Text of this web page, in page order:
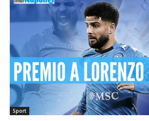
Sport